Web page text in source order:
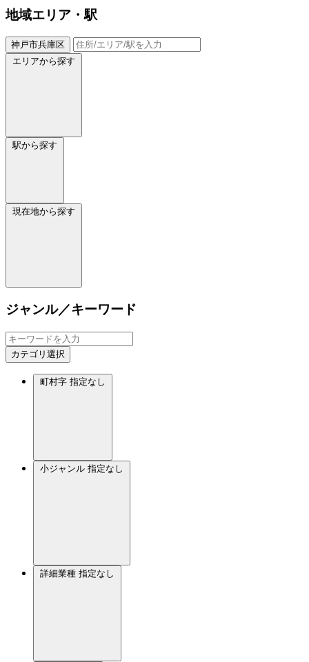
地域エリア・駅
神戸市兵庫区
エリアから探す
駅から探す
現在地から探す
ジャンル／キーワード
カテゴリ選択
町村字 指定なし
小ジャンル 指定なし
詳細業種 指定なし